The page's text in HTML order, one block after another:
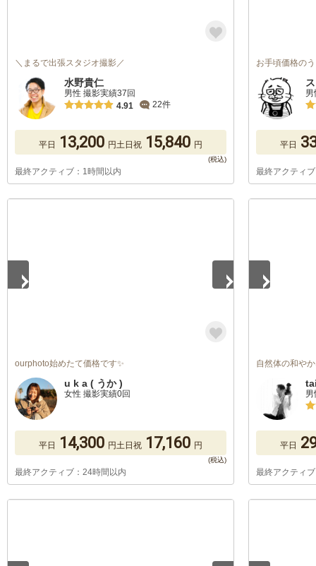
＼まるで出張スタジオ撮影／
水野貴仁
男性 撮影実績37回
4.91
22件
平日 13,200 円土日祝 15,840 円
最終アクティブ：1時間以内
お手頃価格の
平日
最終アクティ
ourphoto始めたて価格です✨
u k a ( うか )
女性 撮影実績0回
平日 14,300 円土日祝 17,160 円
最終アクティブ：24時間以内
自然体の和や
平日
最終アクティ